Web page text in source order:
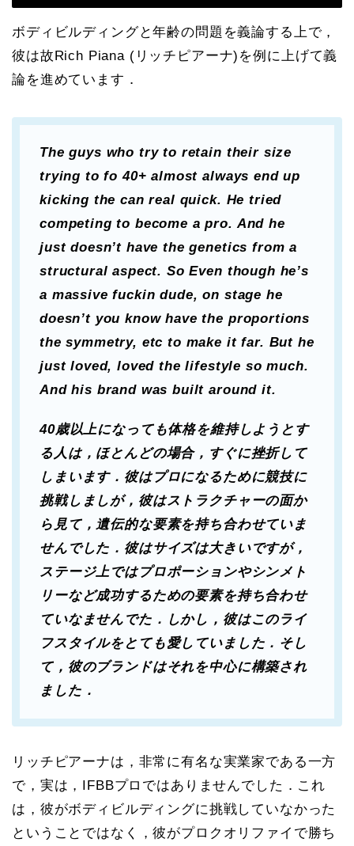
ボディビルディングと年齢の問題を義論する上で，
彼は故Rich Piana (リッチピアーナ)を例に上げて義
論を進めています．
The guys who try to retain their size
trying to fo 40+ almost always end up
kicking the can real quick. He tried
competing to become a pro. And he
just doesn’t have the genetics from a
structural aspect. So Even though he’s
a massive fuckin dude, on stage he
doesn’t you know have the proportions
the symmetry, etc to make it far. But he
just loved, loved the lifestyle so much.
And his brand was built around it.
40歳以上になっても体格を維持しようとす
る人は，ほとんどの場合，すぐに挫折して
しまいます．彼はプロになるために競技に
挑戦しましが，彼はストラクチャーの面か
ら見て，遺伝的な要素を持ち合わせていま
せんでした．彼はサイズは大きいですが，
ステージ上ではプロポーションやシンメト
リーなど成功するための要素を持ち合わせ
ていなませんでた．しかし，彼はこのライ
フスタイルをとても愛していました．そし
て，彼のブランドはそれを中心に構築され
ました．
リッチピアーナは，非常に有名な実業家である一方
で，実は，IFBBプロではありませんでした．これ
は，彼がボディビルディングに挑戦していなかった
ということではなく，彼がプロクオリファイで勝ち